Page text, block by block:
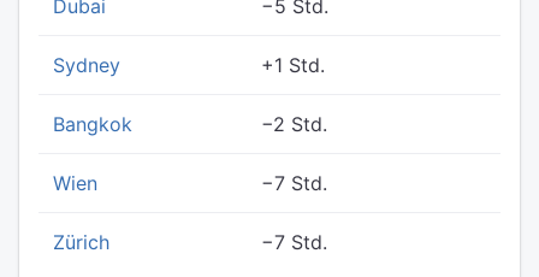
Dubai −5 Std.
Sydney +1 Std.
Bangkok −2 Std.
Wien −7 Std.
Zürich −7 Std.